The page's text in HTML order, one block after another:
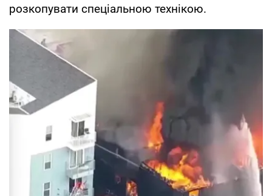
розкопувати спеціальною технікою.